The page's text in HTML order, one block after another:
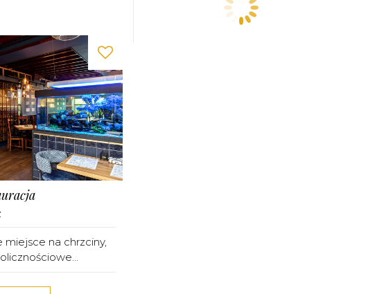
miejsce na chrzciny,